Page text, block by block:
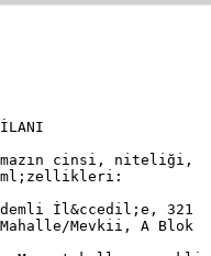
cinsi, niteliği,
İl&ccedil;e, 321
Mevkii, A Blok